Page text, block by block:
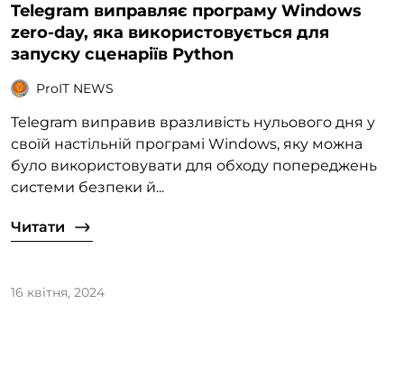
Telegram виправляє програму Windows
zero-day, яка використовується для
запуску сценаріїв Python
ProIT NEWS
Telegram виправив вразливість нульового дня у
своїй настільній програмі Windows, яку можна
було використовувати для обходу попереджень
системи безпеки й...
Читати
16 квітня, 2024